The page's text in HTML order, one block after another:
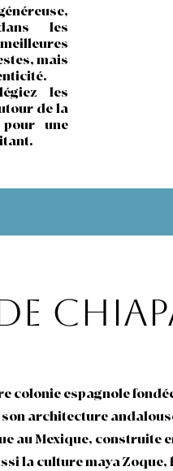
les
mais
les
de la
une
colonie espagnole
architecture
au Mexique, construite
la culture maya